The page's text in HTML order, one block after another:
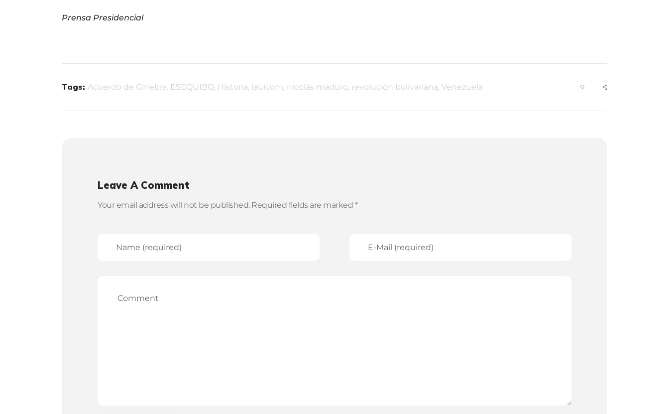
Prensa Presidencial
Tags:Acuerdo de Ginebra, ESEQUIBO, Historia, lauicom, nicolás maduro, revolución bolivariana,Venezuela
Leave A Comment
Your email address will not be published. Required fields are marked *